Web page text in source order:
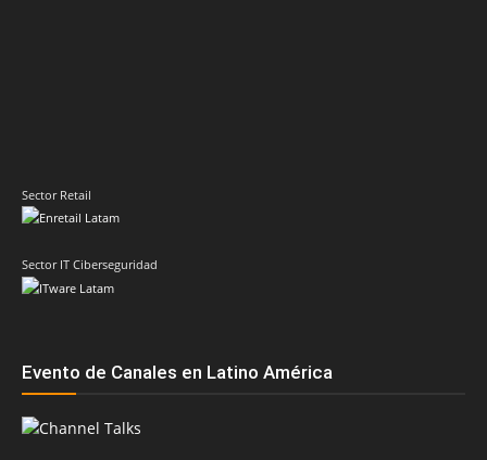
Sector Retail
Sector IT Ciberseguridad
Evento de Canales en Latino América